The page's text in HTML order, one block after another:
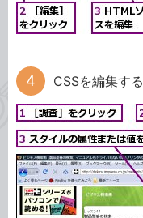
CSSを編集する